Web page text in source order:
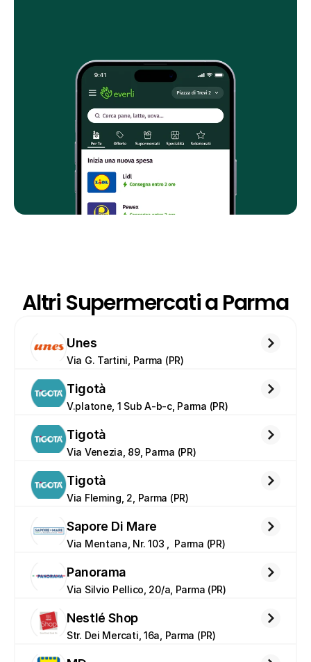
Altri Supermercati a Parma
Unes
Via G. Tartini, Parma (PR)
Tigotà
V.platone, 1 Sub A-b-c, Parma (PR)
Tigotà
Via Venezia, 89, Parma (PR)
Tigotà
Via Fleming, 2, Parma (PR)
Sapore Di Mare
Via Mentana, Nr. 103 ,  Parma (PR)
Panorama
Via Silvio Pellico, 20/a, Parma (PR)
Nestlé Shop
Str. Dei Mercati, 16a, Parma (PR)